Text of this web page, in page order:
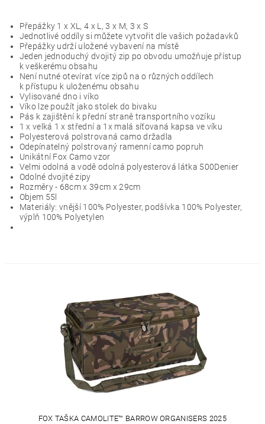
Přepážky 1 x XL, 4 x L, 3 x M, 3 x S
Jednotlivé oddíly si můžete vytvořit dle vašich požadavků
Přepážky udrží uložené vybavení na místě
Jeden jednoduchý dvojitý zip po obvodu umožňuje přístup
k veškerému obsahu
Není nutné otevírat více zipů na o různých oddílech
k přístupu k uloženému obsahu
Vylisované dno i víko
Víko lze použít jako stolek do bivaku
Pás k zajištění k přední straně transportního vozíku
1 x velká 1 x střední a 1x malá síťovaná kapsa ve víku
Polyesterová polstrovaná camo držadla
Odepínatelný polstrovaný ramenní camo popruh
Unikátní Fox Camo vzor
Velmi odolná a vodě odolná polyesterová látka 500Denier
Odolné dvojité zipy
Rozměry - 68cm x 39cm x 29cm
Objem 55l
Materiály: vnější 100% Polyester, podšívka 100% Polyester,
výplň 100% Polyetylen
FOX TAŠKA CAMOLITE™ BARROW ORGANISERS 2025